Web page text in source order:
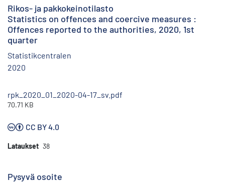
Rikos- ja pakkokeinotilasto
Statistics on offences and coercive measures :
Offences reported to the authorities, 2020, 1st
quarter
Statistikcentralen
2020
rpk_2020_01_2020-04-17_sv.pdf
70.71 KB
CC BY 4.0
Lataukset 38
Pysyvä osoite